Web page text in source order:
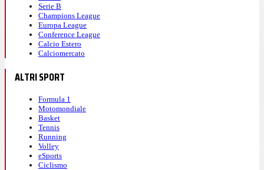
Serie B
Champions League
Europa League
Conference League
Calcio Estero
Calciomercato
ALTRI SPORT
Formula 1
Motomondiale
Basket
Tennis
Running
Volley
eSports
Ciclismo